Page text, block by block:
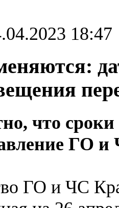
18:47
что
ГО
ГО и ЧС